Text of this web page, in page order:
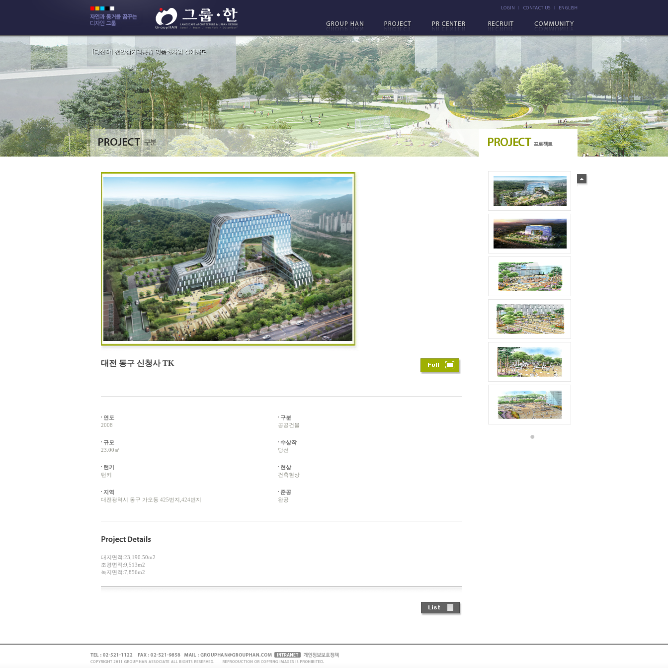
대전 동구 신청사 TK
연도
2008
구분
공공건물
규모
23.00㎡
수상작
당선
턴키
턴키
현상
건축현상
지역
대전광역시 동구 가오동 425번지,424번지
준공
완공
대지면적:23,190.50m2
조경면적:9,513m2
녹지면적:7,856m2